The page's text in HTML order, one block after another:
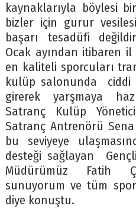
kaynaklarıyla böylesi
bizler için gurur
başarı tesadüfi
Ocak ayından itibaren
en kaliteli sporcuları
kulüp salonunda ciddi
girerek yarşmaya
Satranç Kulüp
Satranç Antrenörü Sena
bu seviyeye
desteği sağlayan
Müdürümüz Fatih
sunuyorum ve tüm
diye konuştu.